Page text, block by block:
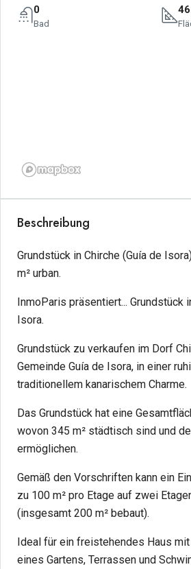
0
Bad
Beschreibung
Grundstück in Chirche (Guía de
m² urban.
InmoParis präsentiert... Grundstück
Isora.
Grundstück zu verkaufen im Dorf
Gemeinde Guía de Isora, in einer
traditionellem kanarischem Charme.
Das Grundstück hat eine
wovon 345 m² städtisch sind und
ermöglichen.
Gemäß den Vorschriften kann ein
zu 100 m² pro Etage auf zwei
(insgesamt 200 m² bebaut).
Ideal für ein freistehendes Haus
eines Gartens, Terrassen und